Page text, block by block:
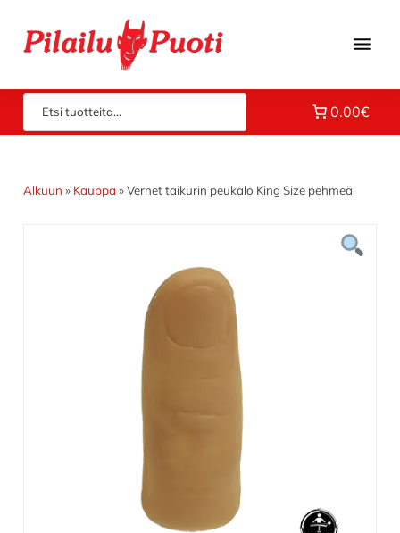
pääsisältöön
ensisijaiseen
sivupalkkiin
alatunnisteeseen
Pilailupuoti
Piloilla
Klikkaa
0.00€
Alkuun » Kauppa »Vernet taikurin peukalo King Size pehmeä